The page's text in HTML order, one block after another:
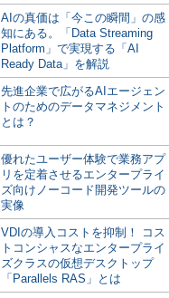
AIの真価は「今この瞬間」の感
知にある。「Data Streaming
Platform」で実現する「AI
Ready Data」を解説
先進企業で広がるAIエージェン
トのためのデータマネジメント
とは？
優れたユーザー体験で業務アプ
リを定着させるエンタープライ
ズ向けノーコード開発ツールの
実像
VDIの導入コストを抑制！ コス
トコンシャスなエンタープライ
ズクラスの仮想デスクトップ
「Parallels RAS」とは